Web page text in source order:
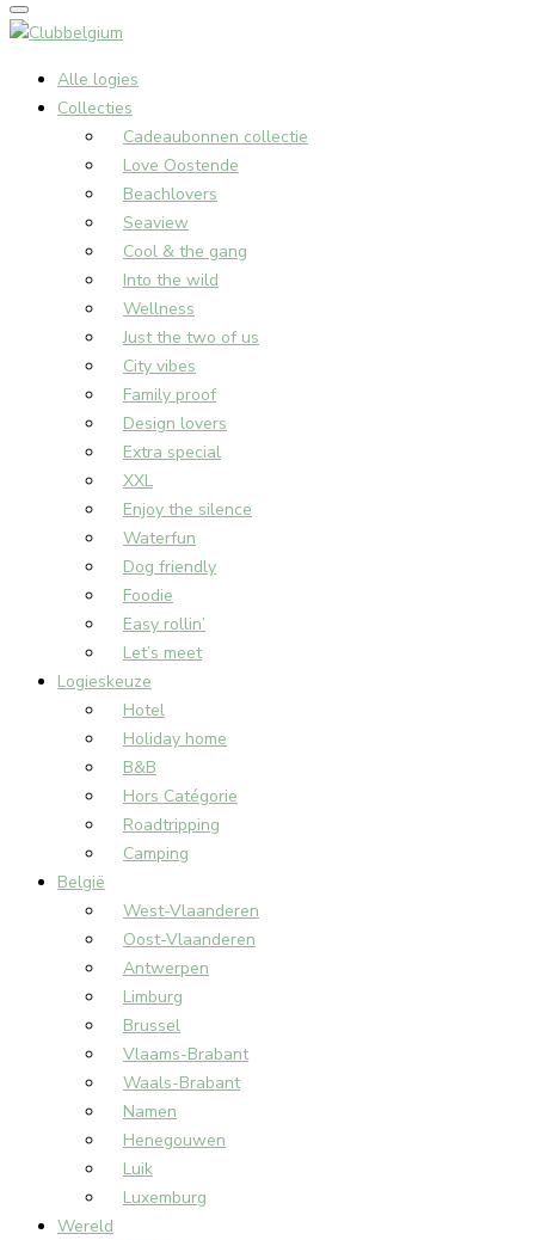
Alle logies
Collecties
Cadeaubonnen collectie
Love Oostende
Beachlovers
Seaview
Cool & the gang
Into the wild
Wellness
Just the two of us
City vibes
Family proof
Design lovers
Extra special
XXL
Enjoy the silence
Waterfun
Dog friendly
Foodie
Easy rollin’
Let’s meet
Logieskeuze
Hotel
Holiday home
B&B
Hors Catégorie
Roadtripping
Camping
België
West-Vlaanderen
Oost-Vlaanderen
Antwerpen
Limburg
Brussel
Vlaams-Brabant
Waals-Brabant
Namen
Henegouwen
Luik
Luxemburg
Wereld